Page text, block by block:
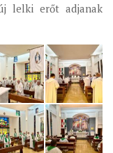
lelki erőt adjanak